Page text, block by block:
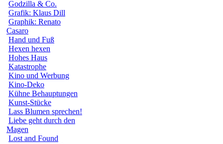
Godzilla & Co.
Grafik: Klaus Dill
Graphik: Renato
Casaro
Hand und Fuß
Hexen hexen
Hohes Haus
Katastrophe
Kino und Werbung
Kino-Deko
Kühne Behauptungen
Kunst-Stücke
Lass Blumen sprechen!
Liebe geht durch den
Magen
Lost and Found